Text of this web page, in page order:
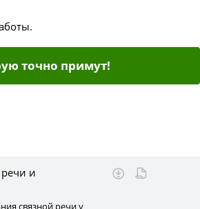
точно примут!
и
связной речи у